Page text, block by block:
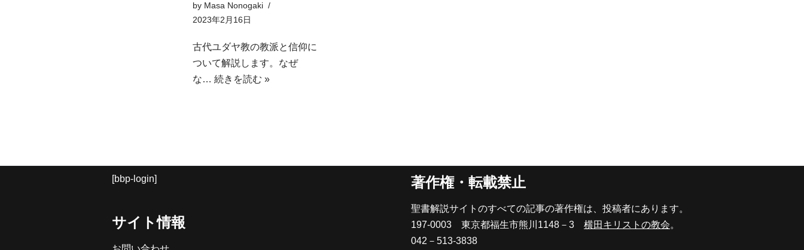
by Masa Nonogaki
2023年2月16日
古代ユダヤ教の教派と信仰に
ついて解説します。なぜ
な… 続きを読む »
[bbp-login]
サイト情報
著作権・転載禁止
聖書解説サイトのすべての記事の著作権は、投稿者にあります。
197-0003 東京都福生市熊川1148－3 横田キリストの教会。
042－513-3838